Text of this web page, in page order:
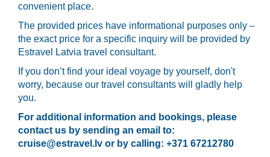
convenient place.
The provided prices have informational purposes only –
the exact price for a specific inquiry will be provided by
Estravel Latvia travel consultant.
If you don’t find your ideal voyage by yourself, don't
worry, because our travel consultants will gladly help
you.
For additional information and bookings, please
contact us by sending an email to:
cruise@estravel.lv or by calling: +371 67212780